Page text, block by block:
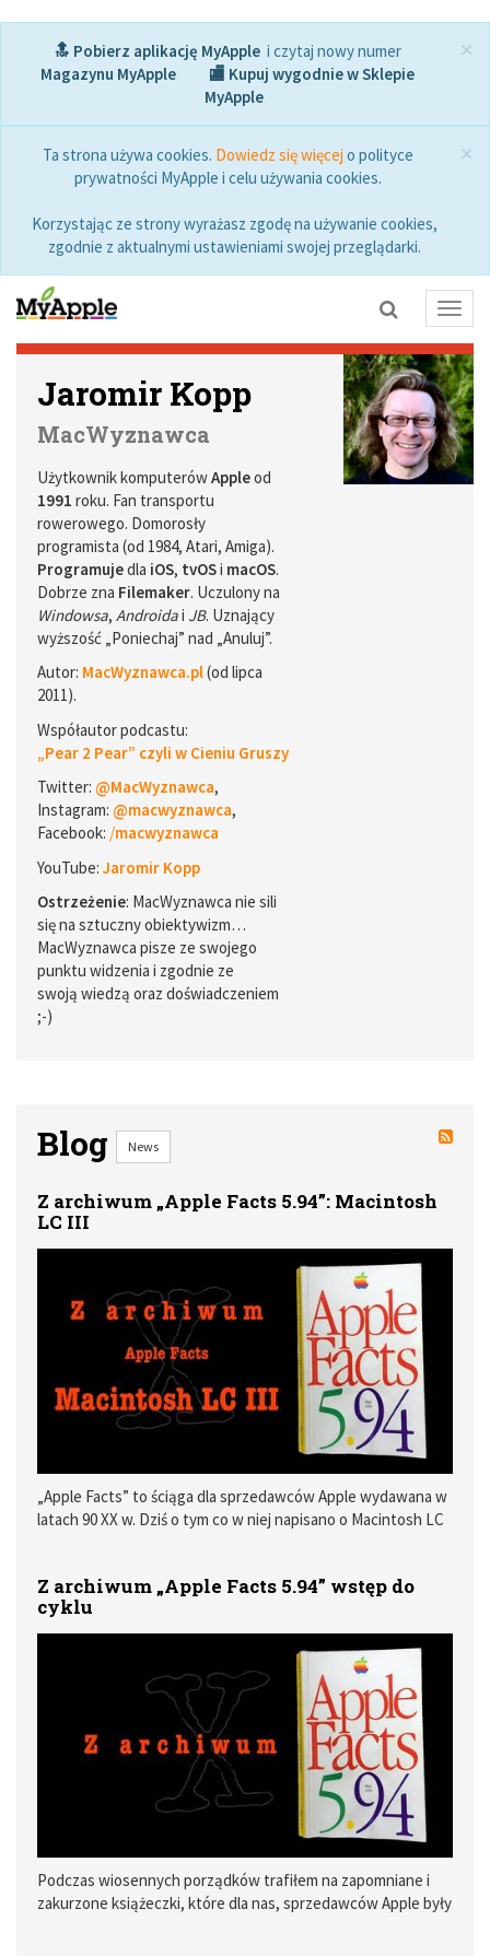
×
🔝 Pobierz aplikację MyApple i czytaj nowy numer
Magazynu MyApple
🏬 Kupuj wygodnie w Sklepie
MyApple
×
Ta strona używa cookies. Dowiedz się więcej o polityce
prywatności MyApple i celu używania cookies.
Korzystając ze strony wyrażasz zgodę na używanie cookies,
zgodnie z aktualnymi ustawieniami swojej przeglądarki.
Jaromir Kopp
MacWyznawca
Użytkownik komputerówAppleod
1991 roku. Fan transportu
rowerowego. Domorosły
programista (od 1984, Atari, Amiga).
Programujedla iOS, tvOSi macOS.
Dobrze zna Filemaker. Uczulony na
Windowsa, Androidai JB. Uznający
wyższość „Poniechaj” nad „Anuluj”.
Autor: MacWyznawca.pl(od lipca
2011).
Współautor podcastu:
„Pear 2 Pear” czyli w Cieniu Gruszy
Twitter: @MacWyznawca,
Instagram: @macwyznawca,
Facebook: /macwyznawca
YouTube: Jaromir Kopp
Ostrzeżenie: MacWyznawca nie sili
się na sztuczny obiektywizm…
MacWyznawca pisze ze swojego
punktu widzenia i zgodnie ze
swoją wiedzą oraz doświadczeniem
;-)
Blog News
Z archiwum „Apple Facts 5.94”: Macintosh
LC III
„Apple Facts” to ściąga dla sprzedawców Apple wydawana w
latach 90 XX w. Dziś o tym co w niej napisano o Macintosh LC
Z archiwum „Apple Facts 5.94” wstęp do
cyklu
Podczas wiosennych porządków trafiłem na zapomniane i
zakurzone książeczki, które dla nas, sprzedawców Apple były